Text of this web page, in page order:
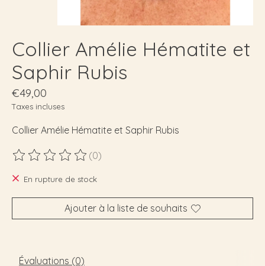
Collier Amélie Hématite et
Saphir Rubis
€49,00
Taxes incluses
Collier Amélie Hématite et Saphir Rubis
Ce produit est évalué à
(0)
En rupture de stock
Ajouter à la liste de souhaits
Évaluations (0)